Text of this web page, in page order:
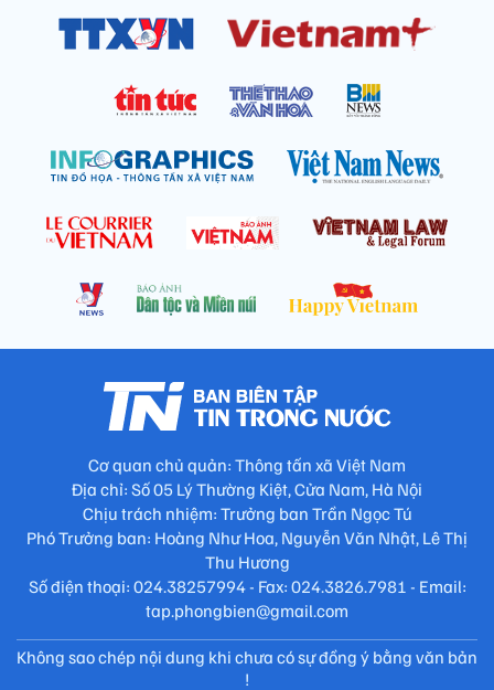
Cơ quan chủ quản: Thông tấn xã Việt Nam
Địa chỉ: Số 05 Lý Thường Kiệt, Cửa Nam, Hà Nội
Chịu trách nhiệm: Trưởng ban Trần Ngọc Tú
Phó Trưởng ban: Hoàng Như Hoa, Nguyễn Văn Nhật, Lê Thị
Thu Hương
Số điện thoại: 024.38257994 - Fax: 024.3826.7981 - Email:
tap.phongbien@gmail.com
Không sao chép nội dung khi chưa có sự đồng ý bằng văn bản
!